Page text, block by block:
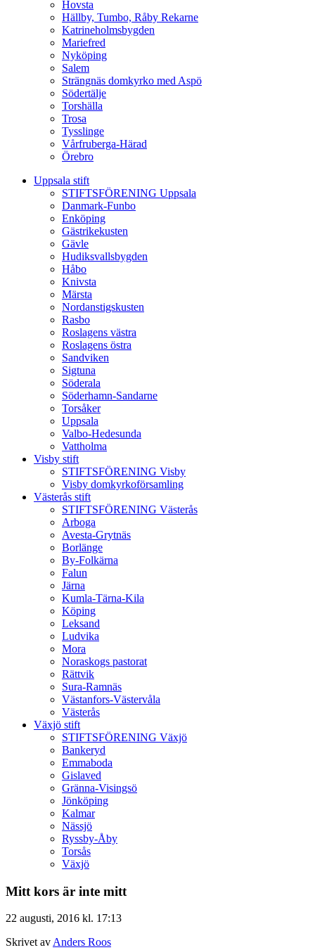
Hovsta
Hällby, Tumbo, Råby Rekarne
Katrineholmsbygden
Mariefred
Nyköping
Salem
Strängnäs domkyrko med Aspö
Södertälje
Torshälla
Trosa
Tysslinge
Vårfruberga-Härad
Örebro
Uppsala stift
STIFTSFÖRENING Uppsala
Danmark-Funbo
Enköping
Gästrikekusten
Gävle
Hudiksvallsbygden
Håbo
Knivsta
Märsta
Nordanstigskusten
Rasbo
Roslagens västra
Roslagens östra
Sandviken
Sigtuna
Söderala
Söderhamn-Sandarne
Torsåker
Uppsala
Valbo-Hedesunda
Vattholma
Visby stift
STIFTSFÖRENING Visby
Visby domkyrkoförsamling
Västerås stift
STIFTSFÖRENING Västerås
Arboga
Avesta-Grytnäs
Borlänge
By-Folkärna
Falun
Järna
Kumla-Tärna-Kila
Köping
Leksand
Ludvika
Mora
Noraskogs pastorat
Rättvik
Sura-Ramnäs
Västanfors-Västervåla
Västerås
Växjö stift
STIFTSFÖRENING Växjö
Bankeryd
Emmaboda
Gislaved
Gränna-Visingsö
Jönköping
Kalmar
Nässjö
Ryssby-Åby
Torsås
Växjö
Mitt kors är inte mitt
22 augusti, 2016 kl. 17:13
Skrivet avAnders Roos